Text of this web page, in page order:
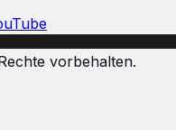
vorbehalten.